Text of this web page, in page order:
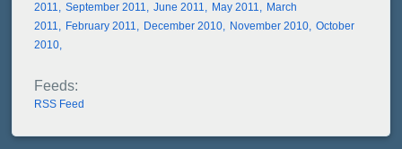
2011
September 2011 June 2011 May 2011
March
2011
February 2011 December 2010 November 2010 October
2010
RSS Feed